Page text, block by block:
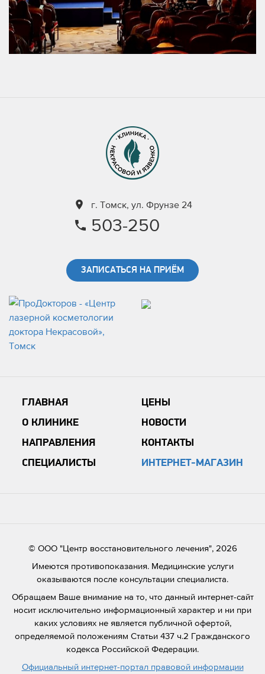
г. Томск, ул. Фрунзе 24
503-250
ГЛАВНАЯ
О КЛИНИКЕ
НАПРАВЛЕНИЯ
СПЕЦИАЛИСТЫ
ЦЕНЫ
НОВОСТИ
КОНТАКТЫ
ИНТЕРНЕТ-МАГАЗИН
ЗАПИСАТЬСЯ НА ПРИЁМ
© ООО "Центр восстановительного лечения", 2026
Имеются противопоказания. Медицинские услуги
оказываются после консультации специалиста.
Обращаем Ваше внимание на то, что данный интернет-сайт
носит исключительно информационный характер и ни при
каких условиях не является публичной офертой,
определяемой положениям Статьи 437 ч.2 Гражданского
кодекса Российской Федерации.
Официальный интернет-портал правовой информации